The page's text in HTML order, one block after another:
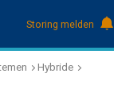
Storing melden
Hybride